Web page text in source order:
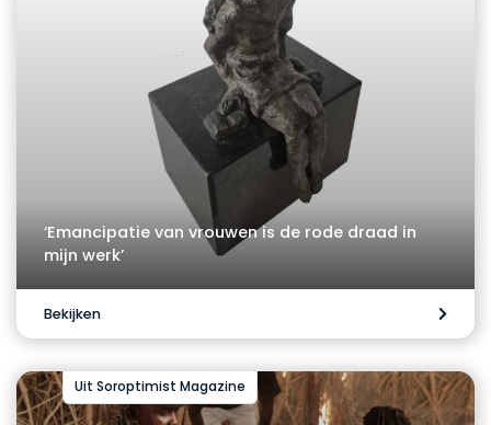
‘Emancipatie van vrouwen is de rode draad in
mijn werk’
Bekijken
Uit Soroptimist Magazine